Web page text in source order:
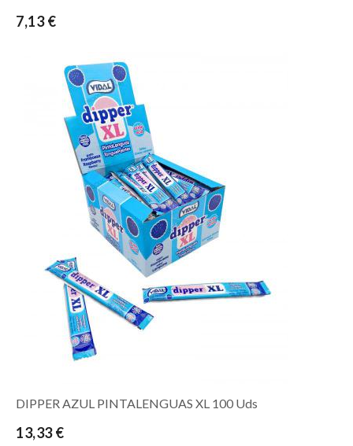
7,13 €
DIPPER AZUL PINTALENGUAS XL 100 Uds
13,33 €